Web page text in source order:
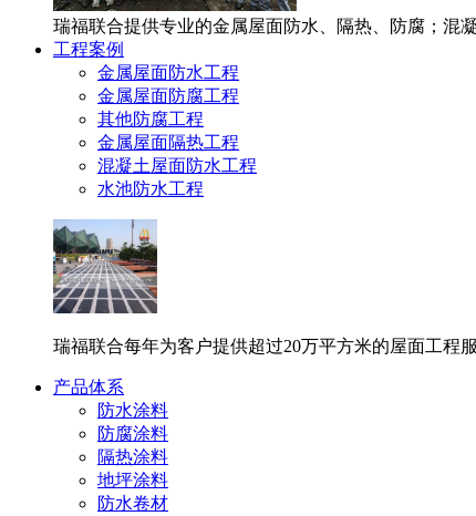
瑞福联合提供专业的金属屋面防水、隔热、防腐；混
工程案例
金属屋面防水工程
金属屋面防腐工程
其他防腐工程
金属屋面隔热工程
混凝土屋面防水工程
水池防水工程
瑞福联合每年为客户提供超过20万平方米的屋面工程
产品体系
防水涂料
防腐涂料
隔热涂料
地坪涂料
防水卷材